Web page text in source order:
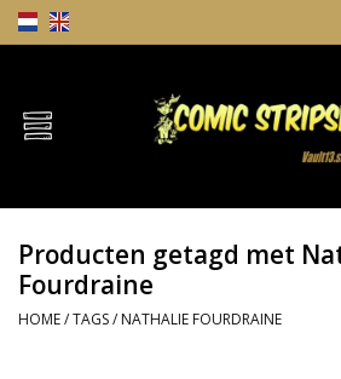
Home
TPB's
Incentives
Producten getagd met
Fourdraine
HOME/TAGS/ NATHALIE FOURDRAINE